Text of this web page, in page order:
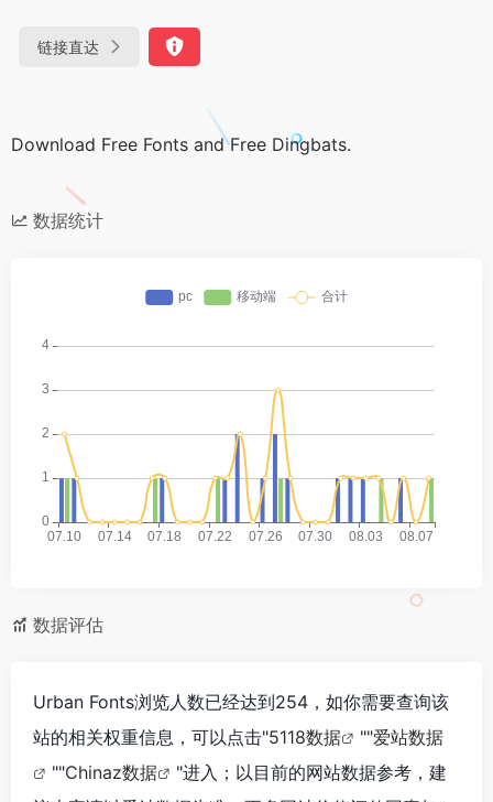
链接直达
Download Free Fonts and Free Dingbats.
数据统计
数据评估
Urban Fonts浏览人数已经达到254，如你需要查询该
站的相关权重信息，可以点击"5118数据 ""爱站数据
""Chinaz数据
"进入；以目前的网站数据参考，建